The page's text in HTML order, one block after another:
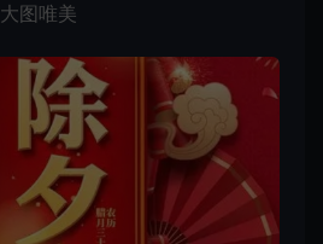
大图唯美